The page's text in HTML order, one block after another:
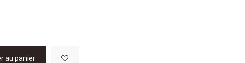
au panier